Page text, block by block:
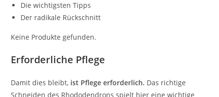
Die wichtigsten Tipps
Der radikale Rückschnitt
Keine Produkte gefunden.
Erforderliche Pflege
Damit dies bleibt, ist Pflege erforderlich. Das richtige
Schneiden des Rhododendrons spielt hier eine wichtige